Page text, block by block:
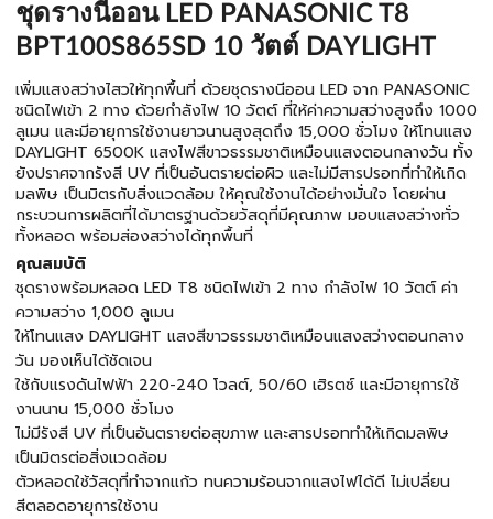
ชุดรางนีออน LED PANASONIC T8
BPT100S865SD 10 วัตต์ DAYLIGHT
เพิ่มแสงสว่างไสวให้ทุกพื้นที่ ด้วยชุดรางนีออน LED จาก PANASONIC
ชนิดไฟเข้า 2 ทาง ด้วยกำลังไฟ 10 วัตต์ ที่ให้ค่าความสว่างสูงถึง 1000
ลูเมน และมีอายุการใช้งานยาวนานสูงสุดถึง 15,000 ชั่วโมง ให้โทนแสง
DAYLIGHT 6500K แสงไฟสีขาวธรรมชาติเหมือนแสงตอนกลางวัน ทั้ง
ยังปราศจากรังสี UV ที่เป็นอันตรายต่อผิว และไม่มีสารปรอทที่ทำให้เกิด
มลพิษ เป็นมิตรกับสิ่งแวดล้อม ให้คุณใช้งานได้อย่างมั่นใจ โดยผ่าน
กระบวนการผลิตที่ได้มาตรฐานด้วยวัสดุที่มีคุณภาพ มอบแสงสว่างทั่ว
ทั้งหลอด พร้อมส่องสว่างได้ทุกพื้นที่
คุณสมบัติ
ชุดรางพร้อมหลอด LED T8 ชนิดไฟเข้า 2 ทาง กำลังไฟ 10 วัตต์ ค่า
ความสว่าง 1,000 ลูเมน
ให้โทนแสง DAYLIGHT แสงสีขาวธรรมชาติเหมือนแสงสว่างตอนกลาง
วัน มองเห็นได้ชัดเจน
ใช้กับแรงดันไฟฟ้า 220-240 โวลต์, 50/60 เฮิรตซ์ และมีอายุการใช้
งานนาน 15,000 ชั่วโมง
ไม่มีรังสี UV ที่เป็นอันตรายต่อสุขภาพ และสารปรอททำให้เกิดมลพิษ
เป็นมิตรต่อสิ่งแวดล้อม
ตัวหลอดใช้วัสดุที่ทำจากแก้ว ทนความร้อนจากแสงไฟได้ดี ไม่เปลี่ยน
สีตลอดอายุการใช้งาน